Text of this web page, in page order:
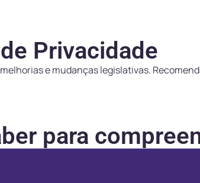
Privacidade
e mudanças legislativas.
para